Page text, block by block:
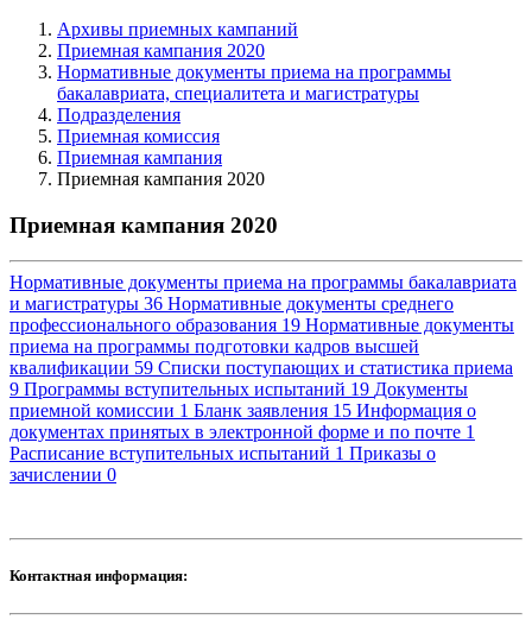
Архивы приемных кампаний
Приемная кампания 2020
Нормативные документы приема на программы
бакалавриата, специалитета и магистратуры
Подразделения
Приемная комиссия
Приемная кампания
Приемная кампания 2020
Приемная кампания 2020
Нормативные документы приема на программы бакалавриата
и магистратуры 36 Нормативные документы среднего
профессионального образования 19 Нормативные документы
приема на программы подготовки кадров высшей
квалификации 59 Списки поступающих и статистика приема
9 Программы вступительных испытаний 19 Документы
приемной комиссии 1 Бланк заявления 15 Информация о
документах принятых в электронной форме и по почте 1
Расписание вступительных испытаний 1 Приказы о
зачислении 0
Контактная информация: